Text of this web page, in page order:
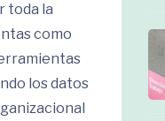
toda la
como
los datos